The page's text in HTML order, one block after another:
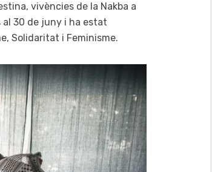
vivències de la Nakba a
al 30 de juny i ha estat
Solidaritat i Feminisme.